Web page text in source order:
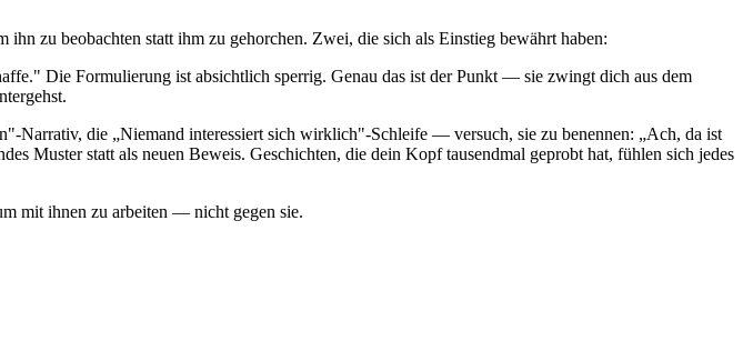
zu beobachten statt ihm zu gehorchen. Zwei, die sich als Einstieg bewährt haben:
Die Formulierung ist absichtlich sperrig. Genau das ist der Punkt — sie zwingt dich aus dem
Narrativ, die „Niemand interessiert sich wirklich"-Schleife — versuch, sie zu benennen: „Ach, da ist
Muster statt als neuen Beweis. Geschichten, die dein Kopf tausendmal geprobt hat, fühlen sich jedes
mit ihnen zu arbeiten — nicht gegen sie.